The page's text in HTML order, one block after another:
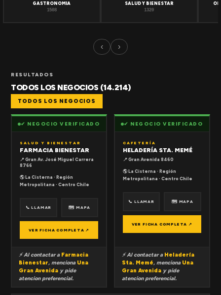
GASTRONOMIA
1508
SALUD Y BIENESTAR
1320
‹ ›
RESULTADOS
TODOS LOS NEGOCIOS (14.214)
TODOS LOS NEGOCIOS
✔ NEGOCIO VERIFICADO
SALUD Y BIENESTAR
FARMACIA BIENESTAR
📍 Gran Av. José Miguel Carrera
8766
🌎 La Cisterna · Región
Metropolitana · Centro Chile
📞 LLAMAR 🗺 MAPA
VER FICHA COMPLETA ↗
⚡ Al contactar a Farmacia
Bienestar, menciona Una
Gran Avenida y pide
atencion preferencial.
✔ NEGOCIO VERIFICADO
CAFETERÍA
HELADERÍA STA. MEMÉ
📍 Gran Avenida 8460
🌎 La Cisterna · Región
Metropolitana · Centro Chile
📞 LLAMAR 🗺 MAPA
VER FICHA COMPLETA ↗
⚡ Al contactar a Heladería
Sta. Memé, menciona Una
Gran Avenida y pide
atencion preferencial.